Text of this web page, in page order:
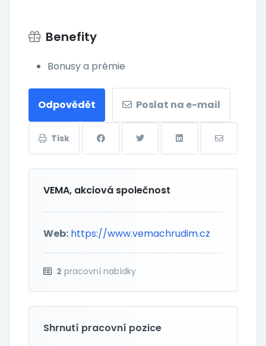
Benefity
Bonusy a prémie
Odpovědět Poslat na e-mail
Tisk
VEMA, akciová společnost
Web: https://www.vemachrudim.cz
2 pracovní nabídky
Shrnutí pracovní pozice